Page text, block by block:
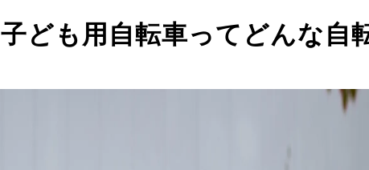
子ども用自転車ってどんな自